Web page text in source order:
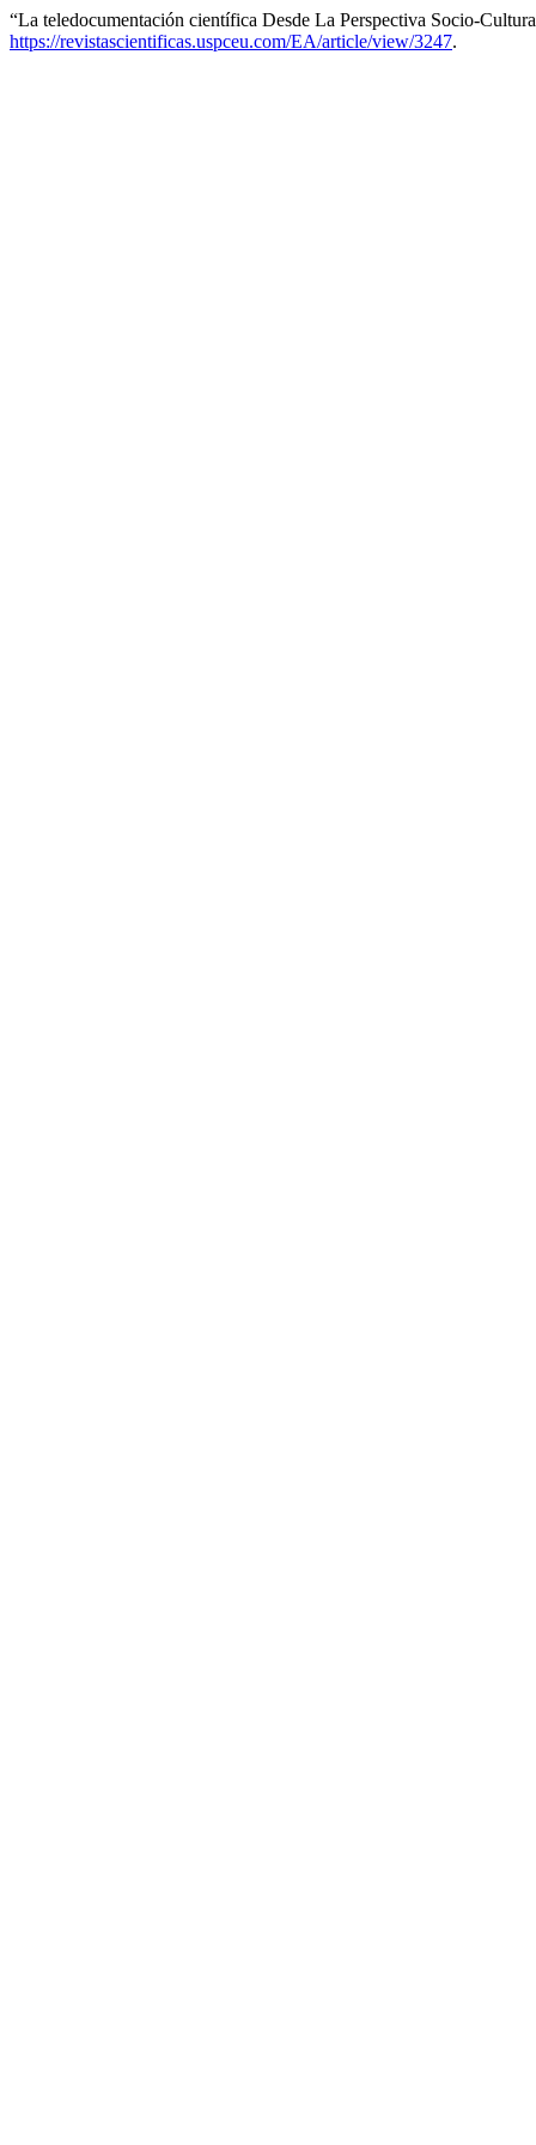
“La teledocumentación científica Desde La Perspectiva Socio-
https://revistascientificas.uspceu.com/EA/article/view/3247.